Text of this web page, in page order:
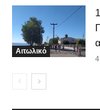
Αιτωλικό